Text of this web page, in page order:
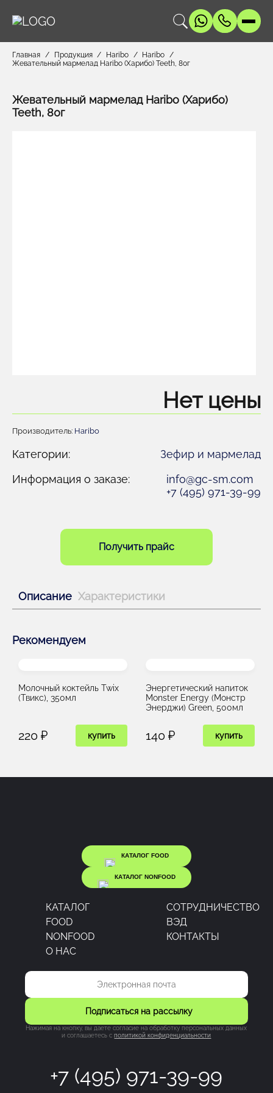
Главная Продукция Haribo
Haribo
Жевательный мармелад Haribo (Харибо) Teeth, 80г
Жевательный мармелад Haribo (Харибо)
Teeth, 80г
Нет цены
Производитель: Haribo
Категории:
Зефир и мармелад
Информация о заказе:
info@gc-sm.com
+7 (495) 971-39-99
Получить прайс
Описание Характеристики
Рекомендуем
Молочный коктейль Twix
(Твикс), 350мл
220 ₽ купить
Энергетический напиток
Monster Energy (Монстр
Энерджи) Green, 500мл
140 ₽ купить
КАТАЛОГ FOOD
КАТАЛОГ NONFOOD
КАТАЛОГ
CОТРУДНИЧЕСТВО
FOOD
ВЭД
NONFOOD
КОНТАКТЫ
О НАС
+7 (495) 971-39-99
Подписаться на рассылку
Нажимая на кнопку, вы даете согласие на обработку персональных данных
и соглашаетесь cполитикой конфиденциальности